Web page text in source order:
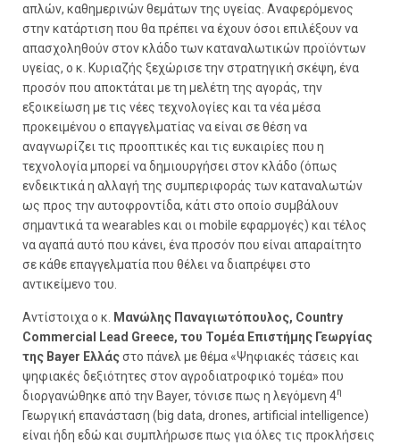
απλών, καθημερινών θεμάτων της υγείας. Αναφερόμενος
στην κατάρτιση που θα πρέπει να έχουν όσοι επιλέξουν να
απασχοληθούν στον κλάδο των καταναλωτικών προϊόντων
υγείας, ο κ. Κυριαζής ξεχώρισε την στρατηγική σκέψη, ένα
προσόν που αποκτάται με τη μελέτη της αγοράς, την
εξοικείωση με τις νέες τεχνολογίες και τα νέα μέσα
προκειμένου ο επαγγελματίας να είναι σε θέση να
αναγνωρίζει τις προοπτικές και τις ευκαιρίες που η
τεχνολογία μπορεί να δημιουργήσει στον κλάδο (όπως
ενδεικτικά η αλλαγή της συμπεριφοράς των καταναλωτών
ως προς την αυτοφροντίδα, κάτι στο οποίο συμβάλουν
σημαντικά τα wearables και οι mobile εφαρμογές) και τέλος
να αγαπά αυτό που κάνει, ένα προσόν που είναι απαραίτητο
σε κάθε επαγγελματία που θέλει να διαπρέψει στο
αντικείμενο του.
Αντίστοιχα ο κ.
Μανώλης Παναγιωτόπουλος, Country
Commercial Lead Greece, του Τομέα Επιστήμης Γεωργίας
της Bayer Ελλάςστο πάνελ με θέμα «Ψηφιακές τάσεις και
ψηφιακές δεξιότητες στον αγροδιατροφικό τομέα» που
διοργανώθηκε από την Bayer, τόνισε πως η λεγόμενη 4η
Γεωργική επανάσταση (big data, drones, artificial intelligence)
είναι ήδη εδώ και συμπλήρωσε πως για όλες τις προκλήσεις